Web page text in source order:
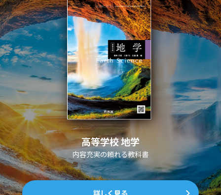
高等学校 地学
内容充実の頼れる教科書
詳しく見る